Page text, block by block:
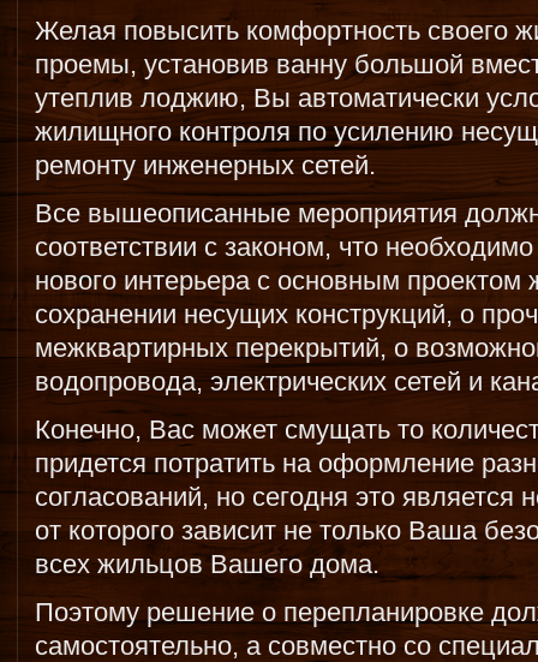
Желая повысить комфортность своего
проемы, установив ванну большой
утеплив лоджию, Вы автоматически
жилищного контроля по усилению
ремонту инженерных сетей.
Все вышеописанные мероприятия
соответствии с законом, что
нового интерьера с основным проектом
сохранении несущих конструкций, о
межквартирных перекрытий, о
водопровода, электрических сетей и
Конечно, Вас может смущать то
придется потратить на оформление
согласований, но сегодня это
от которого зависит не только Ваша
всех жильцов Вашего дома.
Поэтому решение о перепланировке
самостоятельно, а совместно со